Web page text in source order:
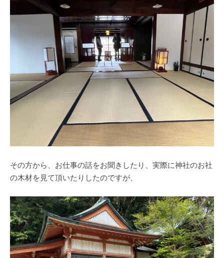
その方から、お仕事の話をお聞きしたり、実際に神社のお社
の木材を見て頂いたりしたのですが、